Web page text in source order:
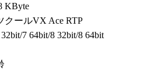
KByte
クールVX Ace RTP
7 64bit/8 32bit/8 64bit